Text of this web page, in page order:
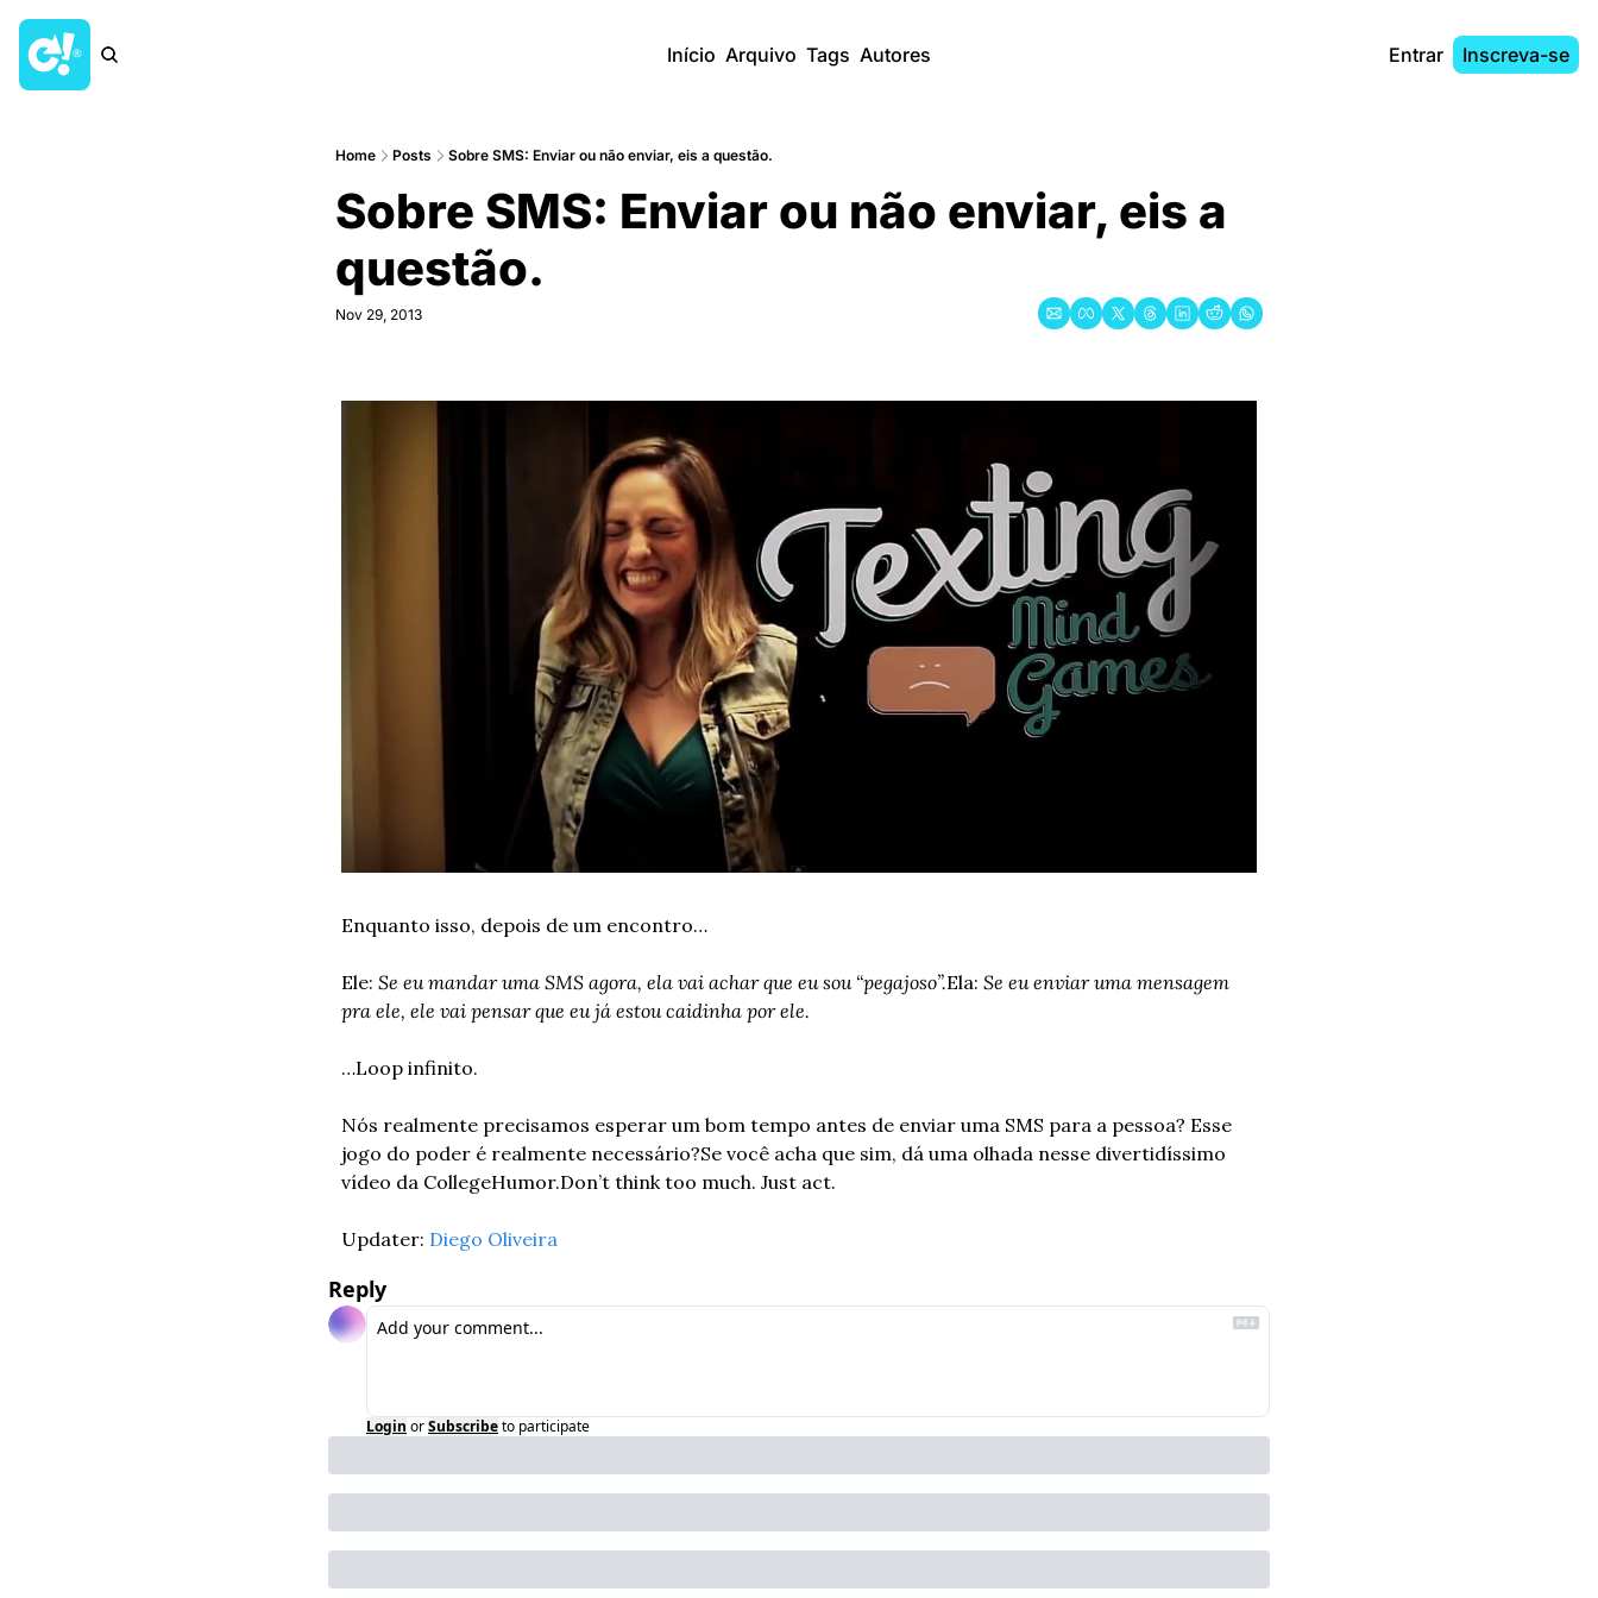
Início Arquivo Tags Autores Entrar Inscreva-se
Home Posts Sobre SMS: Enviar ou não enviar, eis a questão.
Sobre SMS: Enviar ou não enviar, eis a
questão.
Nov 29, 2013
Enquanto isso, depois de um encontro…
Ele: Se eu mandar uma SMS agora, ela vai achar que eu sou “pegajoso”.Ela: Se eu enviar uma mensagem
pra ele, ele vai pensar que eu já estou caidinha por ele.
…Loop infinito.
Nós realmente precisamos esperar um bom tempo antes de enviar uma SMS para a pessoa? Esse
jogo do poder é realmente necessário?Se você acha que sim, dá uma olhada nesse divertidíssimo
vídeo da CollegeHumor.Don’t think too much. Just act.
Updater: Diego Oliveira
Reply
Login orSubscribeto participate